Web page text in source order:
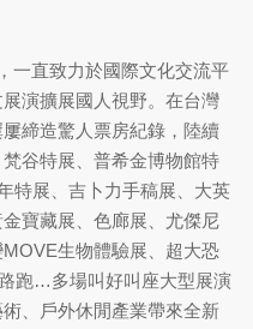
一直致力於國際文化交流平
演擴展國人視野。在台灣
締造驚人票房紀錄，陸續
谷特展、普希金博物館特
特展、吉卜力手稿展、大英
寶藏展、色廊展、尤傑尼
生物體驗展、超大恐
跑…多場叫好叫座大型展演
、戶外休閒產業帶來全新